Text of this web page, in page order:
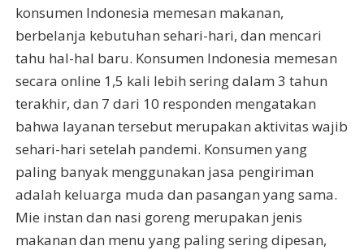
konsumen Indonesia memesan makanan,
berbelanja kebutuhan sehari-hari, dan mencari
tahu hal-hal baru. Konsumen Indonesia memesan
secara online 1,5 kali lebih sering dalam 3 tahun
terakhir, dan 7 dari 10 responden mengatakan
bahwa layanan tersebut merupakan aktivitas wajib
sehari-hari setelah pandemi. Konsumen yang
paling banyak menggunakan jasa pengiriman
adalah keluarga muda dan pasangan yang sama.
Mie instan dan nasi goreng merupakan jenis
makanan dan menu yang paling sering dipesan,